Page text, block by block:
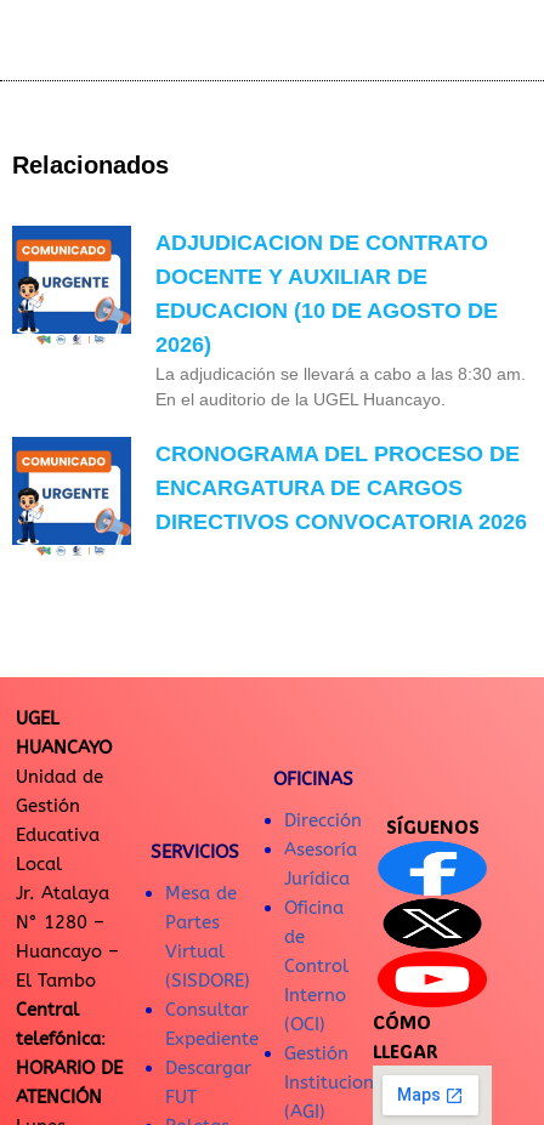
Relacionados
ADJUDICACION DE CONTRATO
DOCENTE Y AUXILIAR DE
EDUCACION (10 DE AGOSTO DE
2026)
La adjudicación se llevará a cabo a las 8:30 am.
En el auditorio de la UGEL Huancayo.
CRONOGRAMA DEL PROCESO DE
ENCARGATURA DE CARGOS
DIRECTIVOS CONVOCATORIA 2026
UGEL
HUANCAYO
Unidad de
Gestión
Educativa
Local
Jr. Atalaya
N° 1280 –
Huancayo –
El Tambo
Central
telefónica:
HORARIO DE
ATENCIÓN
SERVICIOS
Mesa de
Partes
Virtual
(SISDORE)
Consultar
Expediente
Descargar
FUT
OFICINAS
Dirección
Asesoría
Jurídica
Oficina
de
Control
Interno
(OCI)
Gestión
Institucional
(AGI)
SÍGUENOS
CÓMO
LLEGAR